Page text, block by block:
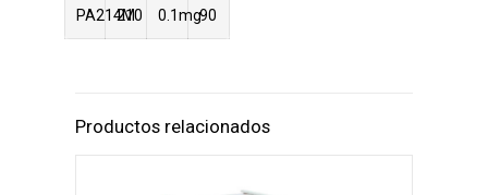
PA214M
210 0.1mg90
Productos relacionados